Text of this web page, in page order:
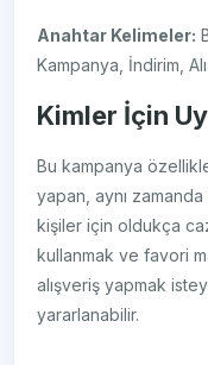
Anahtar Kelimeler:
Kampanya, İndirim,
Kimler İçin
Bu kampanya
yapan, aynı
kişiler için oldukça
kullanmak ve favori
alışveriş yapmak
yararlanabilir.